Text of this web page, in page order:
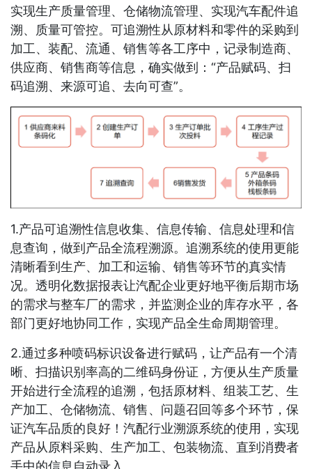
实现生产质量管理、仓储物流管理、实现汽车配件追
溯、质量可管控。可追溯性从原材料和零件的采购到
加工、装配、流通、销售等各工序中，记录制造商、
供应商、销售商等信息，确实做到：“产品赋码、扫
码追溯、来源可追、去向可查”。
1.产品可追溯性信息收集、信息传输、信息处理和信
息查询，做到产品全流程溯源。追溯系统的使用更能
清晰看到生产、加工和运输、销售等环节的真实情
况。透明化数据报表让汽配企业更好地平衡后期市场
的需求与整车厂的需求，并监测企业的库存水平，各
部门更好地协同工作，实现产品全生命周期管理。
2.通过多种喷码标识设备进行赋码，让产品有一个清
晰、扫描识别率高的二维码身份证，方便从生产质量
开始进行全流程的追溯，包括原材料、组装工艺、生
产加工、仓储物流、销售、问题召回等多个环节，保
证汽车品质的良好！汽配行业溯源系统的使用，实现
产品从原料采购、生产加工、包装物流、直到消费者
手中的信息自动录入。